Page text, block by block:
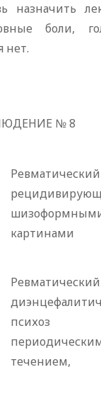
назначить
боли,
нет.
№ 8
картинами
Ревматический
течением,